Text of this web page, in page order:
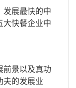
发展最快的中
大快餐企业中
前景以及真功
夫的发展业